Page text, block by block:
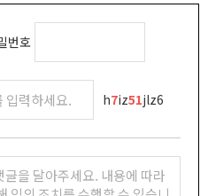
번호
h7iz51jlz6